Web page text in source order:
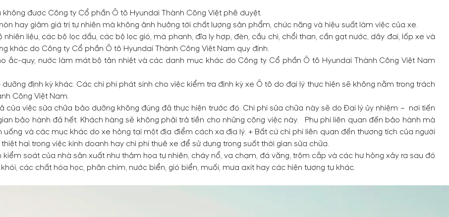
được Công ty Cổ phần Ô tô Hyundai Thành Công Việt phê duyệt.
hay giảm giá trị tự nhiên mà không ảnh hưởng tới chất lượng sản phẩm, chức năng và hiệu suất làm việc của xe.
liệu, các bộ lọc dầu, các bộ lọc gió, má phanh, đĩa ly hợp, đèn, cầu chì, chổi than, cần gạt nước, dây đai, lốp xe và
khác do Công ty Cổ phần Ô tô Hyundai Thành Công Việt Nam quy định.
ắc-quy, nước làm mát bộ tản nhiệt và các danh mục khác do Công ty Cổ phần Ô tô Hyundai Thành Công Việt Nam
định kỳ khác. Các chi phí phát sinh cho việc kiểm tra định kỳ xe Ô tô do đại lý thực hiện sẽ không nằm trong trách
Công Việt Nam.
việc sửa chữa bảo dưỡng không đúng đã thực hiện trước đó. Chi phí sửa chữa này sẽ do Đại lý ủy nhiệm – nơi tiến
bảo hành đã hết. Khách hàng sẽ không phải trả tiền cho những công việc này. Phụ phí liên quan đến bảo hành mà
và các mục khác do xe hỏng tại một địa điểm cách xa địa lý. + Bất cứ chi phí liên quan đến thương tích của người
hại trong việc kinh doanh hay chi phí thuê xe để sử dụng trong suốt thời gian sửa chữa.
soát của nhà sản xuất như thảm họa tự nhiên, cháy nổ, va chạm, đá văng, trộm cắp và các hư hỏng xảy ra sau đó
các chất hóa học, phân chim, nước biển, gió biển, muối, mưa axít hay các hiện tượng tự khác.